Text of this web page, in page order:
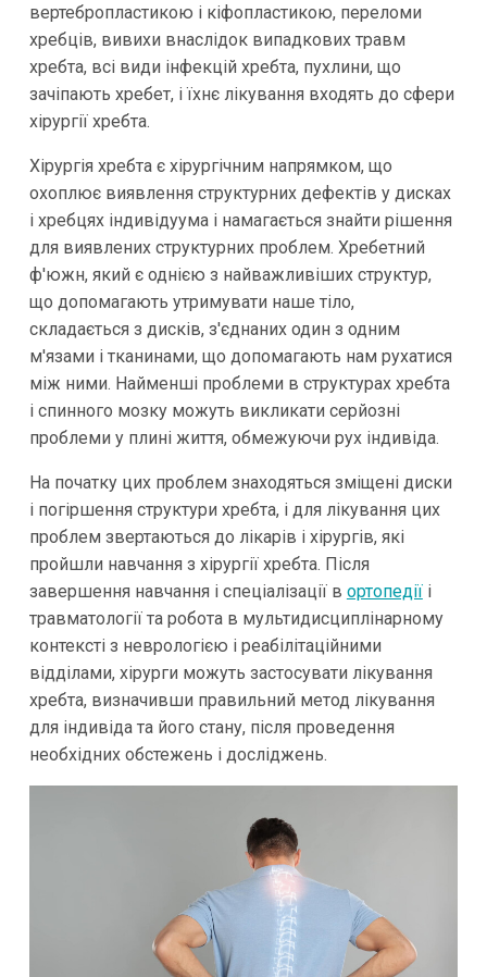
вертебропластикою і кіфопластикою, переломи
хребців, вивихи внаслідок випадкових травм
хребта, всі види інфекцій хребта, пухлини, що
зачіпають хребет, і їхнє лікування входять до сфери
хірургії хребта.
Хірургія хребта є хірургічним напрямком, що
охоплює виявлення структурних дефектів у дисках
і хребцях індивідуума і намагається знайти рішення
для виявлених структурних проблем. Хребетний
ф'южн, який є однією з найважливіших структур,
що допомагають утримувати наше тіло,
складається з дисків, з'єднаних один з одним
м'язами і тканинами, що допомагають нам рухатися
між ними. Найменші проблеми в структурах хребта
і спинного мозку можуть викликати серйозні
проблеми у плині життя, обмежуючи рух індивіда.
На початку цих проблем знаходяться зміщені диски
і погіршення структури хребта, і для лікування цих
проблем звертаються до лікарів і хірургів, які
пройшли навчання з хірургії хребта. Після
завершення навчання і спеціалізації в ортопедіїі
травматології та робота в мультидисциплінарному
контексті з неврологією і реабілітаційними
відділами, хірурги можуть застосувати лікування
хребта, визначивши правильний метод лікування
для індивіда та його стану, після проведення
необхідних обстежень і досліджень.